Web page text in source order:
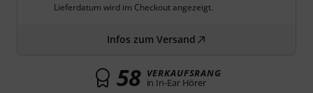
Lieferdatum wird im Checkout angezeigt.
Infos zum Versand
58 VERKAUFSRANG
in In-Ear Hörer